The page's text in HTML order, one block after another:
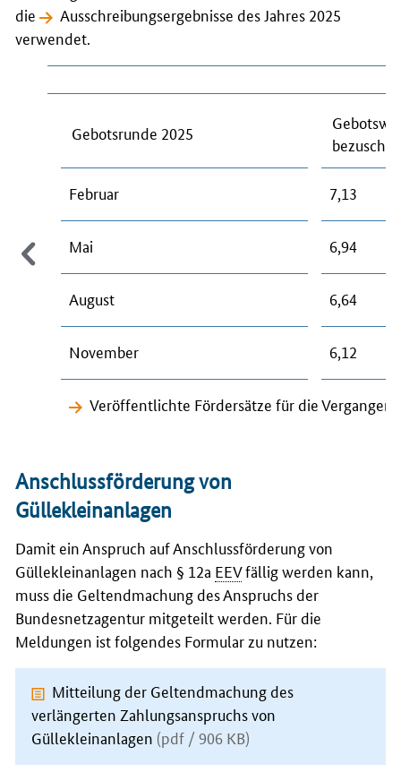
die
Ausschreibungsergebnisse des Jahres 2025
verwendet.
Veröffentlichte Fördersätze für die
Gebotsrunde 2025
Februar 7,13
Mai 6,94
August 6,64
November 6,12
Anschlussförderung von
Güllekleinanlagen
Damit ein Anspruch auf Anschlussförderung von
Güllekleinanlagen nach § 12a EEVfällig werden kann,
muss die Geltendmachung des Anspruchs der
Bundesnetzagentur mitgeteilt werden. Für die
Meldungen ist folgendes Formular zu nutzen:
Mitteilung der Geltendmachung des
verlängerten Zahlungsanspruchs von
Güllekleinanlagen (pdf / 906 KB)